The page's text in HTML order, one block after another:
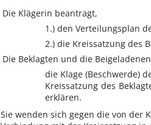
Die Klägerin beantragt,
1.) den Verteilungsplan
2.) die Kreissatzung des
Die Beklagten und die
die Klage (Beschwerde)
Kreissatzung des
erklären.
Sie wenden sich gegen die von der